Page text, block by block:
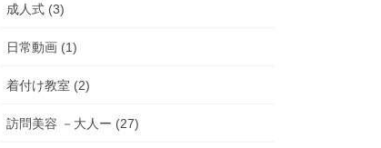
成人式 (3)
日常動画 (1)
着付け教室 (2)
訪問美容 －大人ー (27)